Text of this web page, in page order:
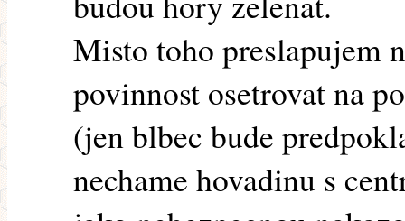
Misto toho preslapujem
povinnost osetrovat na
(jen blbec bude
nechame hovadinu s